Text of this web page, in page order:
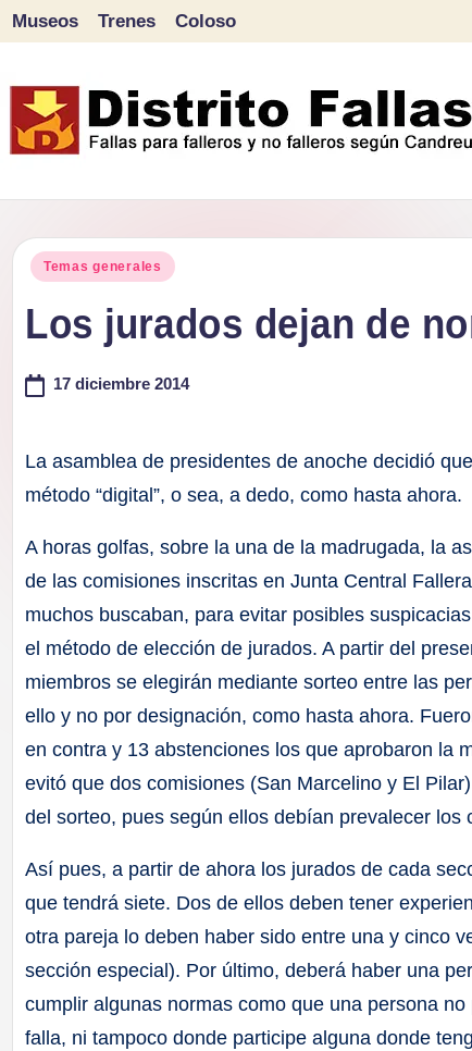
contenido
Museos Trenes Coloso
Publicado
Temas generales
Los jurados dejan de
17 diciembre 2014
La asamblea de presidentes de anoche decidió
método “digital”, o sea, a dedo, como hasta ahora.
A horas golfas, sobre la una de la madrugada, la
de las comisiones inscritas en Junta Central
muchos buscaban, para evitar posibles
el método de elección de jurados. A partir del
miembros se elegirán mediante sorteo entre las
ello y no por designación, como hasta ahora.
en contra y 13 abstenciones los que aprobaron la
evitó que dos comisiones (San Marcelino y El
del sorteo, pues según ellos debían prevalecer los
Así pues, a partir de ahora los jurados de cada
que tendrá siete. Dos de ellos deben tener
otra pareja lo deben haber sido entre una y cinco
sección especial). Por último, deberá haber una
cumplir algunas normas como que una persona
falla, ni tampoco donde participe alguna donde